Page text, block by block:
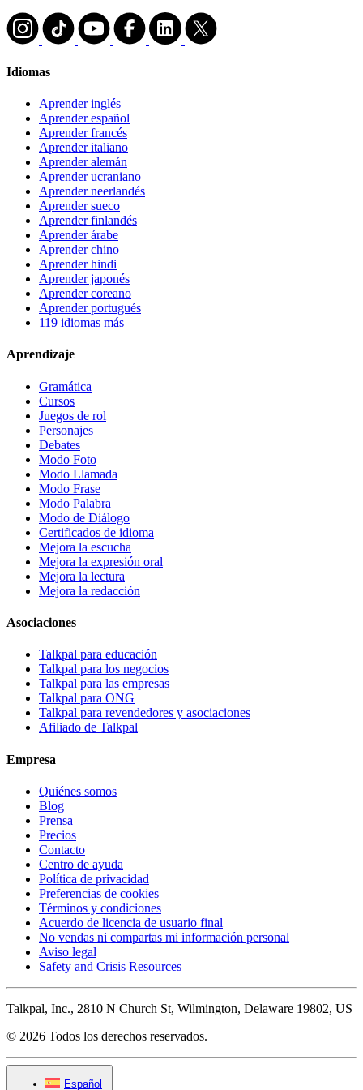
Idiomas
Aprender inglés
Aprender español
Aprender francés
Aprender italiano
Aprender alemán
Aprender ucraniano
Aprender neerlandés
Aprender sueco
Aprender finlandés
Aprender árabe
Aprender chino
Aprender hindi
Aprender japonés
Aprender coreano
Aprender portugués
119 idiomas más
Aprendizaje
Gramática
Cursos
Juegos de rol
Personajes
Debates
Modo Foto
Modo Llamada
Modo Frase
Modo Palabra
Modo de Diálogo
Certificados de idioma
Mejora la escucha
Mejora la expresión oral
Mejora la lectura
Mejora la redacción
Asociaciones
Talkpal para educación
Talkpal para los negocios
Talkpal para las empresas
Talkpal para ONG
Talkpal para revendedores y asociaciones
Afiliado de Talkpal
Empresa
Quiénes somos
Blog
Prensa
Precios
Contacto
Centro de ayuda
Política de privacidad
Preferencias de cookies
Términos y condiciones
Acuerdo de licencia de usuario final
No vendas ni compartas mi información personal
Aviso legal
Safety and Crisis Resources
Talkpal, Inc., 2810 N Church St, Wilmington, Delaware 19802, US
© 2026 Todos los derechos reservados.
Español